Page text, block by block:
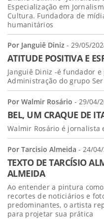
Especialização em
Cultura. Fundadora de
humanitários
Por Janguiê Diniz - 29/05/
ATITUDE POSITIVA E
Janguiê Diniz -é fundador
Administração do grupo
Por Walmir Rosário - 29/04/
BEL, UM CRAQUE DE
Walmir Rosário é jornalista
Por Tarcisio Almeida - 24/
TEXTO DE TARCÍSIO
ALMEIDA
Ao entender a pintura
recortes de noticiários e
predominantes, o artista
para projetar sua prática